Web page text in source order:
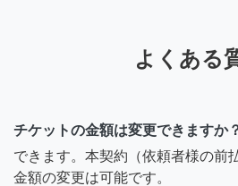
よくある
チケットの金額は変更できますか
できます。本契約（依頼者様の前
金額の変更は可能です。